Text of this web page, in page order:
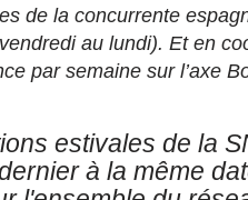
de la concurrente
au lundi). Et en
par semaine sur l’axe
estivales de la
à la même